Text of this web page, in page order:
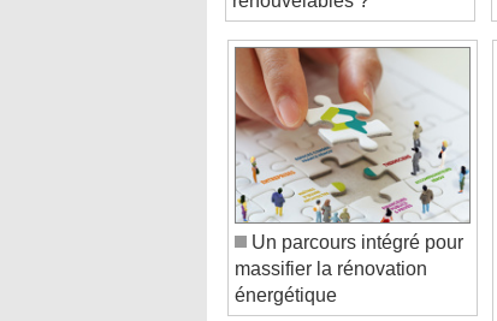
Video Player is loading.
Un parcours intégré pour
massifier la rénovation
énergétique